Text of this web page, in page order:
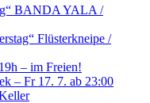
BANDA YALA /
Flüsterkneipe /
– im Freien!
– Fr 17. 7. ab 23:00